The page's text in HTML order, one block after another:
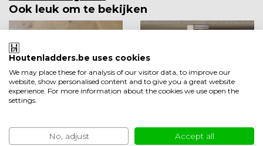
Ook leuk om te bekijken
DI
Bevestigingsstang
DI
RVS bevestigingss
Houtenladders.be uses cookies
We may place these for analysis of our visitor data, to improve our
website, show personalised content and to give you a great website
experience. For more information about the cookies we use open the
settings.
No, adjust Accept all